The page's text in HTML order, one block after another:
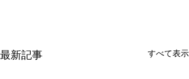
最新記事 すべて表示